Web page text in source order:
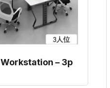
Workstation – 3p